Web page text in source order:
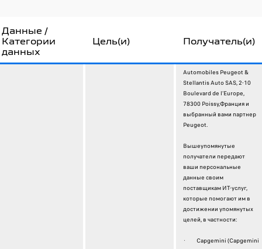
Данные /
Категории
данных
Цель(и) Получатель(и)
Automobiles Peugeot &
Stellantis Auto SAS, 2-10
Boulevard de l’Europe,
78300 Poissy,Франция и
выбранный вами партнер
Peugeot.
Вышеупомянутые
получатели передают
ваши персональные
данные своим
поставщикам ИТ-услуг,
которые помогают им в
достижении упомянутых
целей, в частности:
· Capgemini (Capgemini